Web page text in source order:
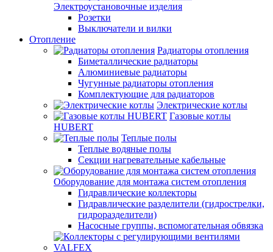
Электроустановочные изделия
Розетки
Выключатели и вилки
Отопление
Радиаторы отопления
Биметаллические радиаторы
Алюминиевые радиаторы
Чугунные радиаторы отопления
Комплектующие для радиаторов
Электрические котлы
Газовые котлы
HUBERT
Теплые полы
Теплые водяные полы
Секции нагревательные кабельные
Оборудование для монтажа систем отопления
Гидравлические коллекторы
Гидравлические разделители (гидрострелки,
гидроразделители)
Насосные группы, вспомогательная обвязка